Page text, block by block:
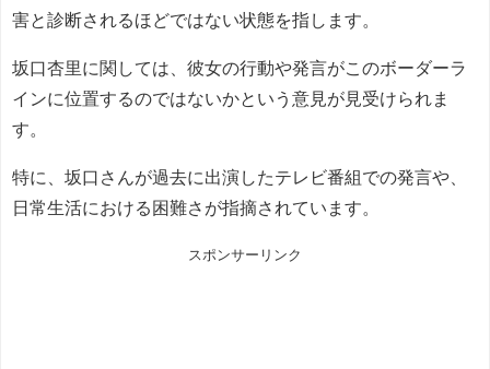
害と診断されるほどではない状態を指します。
坂口杏里に関しては、彼女の行動や発言がこのボーダーラ
インに位置するのではないかという意見が見受けられま
す。
特に、坂口さんが過去に出演したテレビ番組での発言や、
日常生活における困難さが指摘されています。
スポンサーリンク